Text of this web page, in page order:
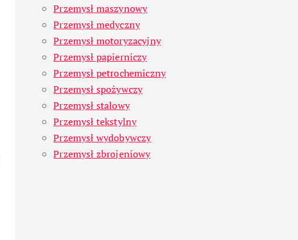
Przemysł maszynowy
Przemysł medyczny
Przemysł motoryzacyjny
Przemysł papierniczy
Przemysł petrochemiczny
Przemysł spożywczy
Przemysł stalowy
Przemysł tekstylny
Przemysł wydobywczy
Przemysł zbrojeniowy